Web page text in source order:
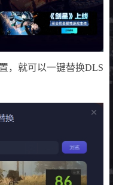
，就可以一键替换DLS